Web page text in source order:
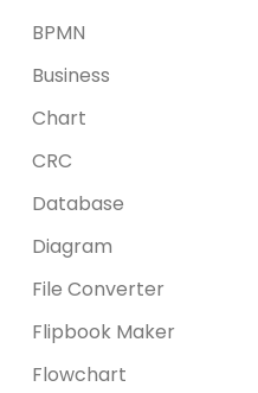
BPMN
Business
Chart
CRC
Database
Diagram
File Converter
Flipbook Maker
Flowchart